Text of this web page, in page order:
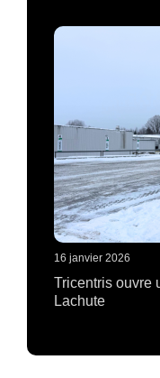
16 janvier 2026
Tricentris ouvre
Lachute